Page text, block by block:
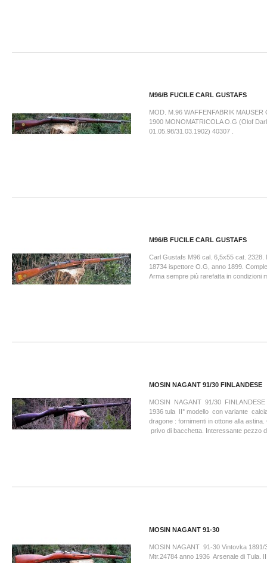
M96/B FUCILE CARL GUSTAFS
MOD. M.96 WAFFENFABRIK MAUSER
1900 MONOMATRICOLA O.G (Olof
01.05.98/31.03.1902) 40307 .
M96/B FUCILE CARL GUSTAFS
Carl Gustafs M96 cal. 6,5x55 cat. 2328.
18734 ispettore O.G, anno 1899.
Arma sempre più rarefatta in condizioni
MOSIN NAGANT 91/30 FINLANDESE
MOSIN NAGANT 91/30
1936 tula II° modello con variante
dragone : fornimenti in ottone alla astina.
privo di bacchetta. Interessante
MOSIN NAGANT 91-30
MOSIN NAGANT 91-30 Vintovka 1891/
Mtr.24784 anno 1936 Arsenale di Tula.